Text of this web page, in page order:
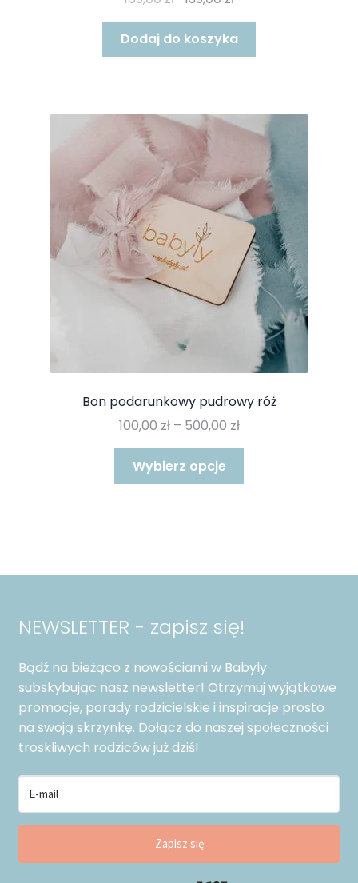
cena
wynosiła:
169,00 zł.
cena
wynosi:
139,00 zł.
Dodaj do koszyka
Bon podarunkowy pudrowy róż
100,00 zł – 500,00 złZakres
cen:
100,00 zł
Wybierz opcje
można
NEWSLETTER - zapisz się!
Bądź na bieżąco z nowościami w Babyly
subskybując nasz newsletter! Otrzymuj wyjątkowe
promocje, porady rodzicielskie i inspiracje prosto
na swoją skrzynkę. Dołącz do naszej społeczności
troskliwych rodziców już dziś!
Zapisz się